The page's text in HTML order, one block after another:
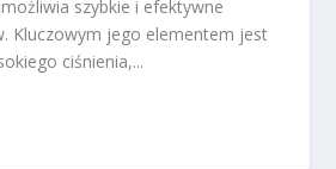
szybkie i efektywne
Kluczowym jego elementem jest
ciśnienia,...